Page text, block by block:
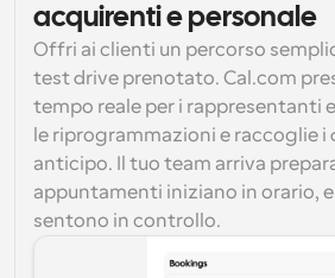
acquirenti e personale
Offri ai clienti un percorso
test drive prenotato. Cal.com
tempo reale per i rappresentanti
le riprogrammazioni e raccoglie i
anticipo. Il tuo team arriva
appuntamenti iniziano in orario,
sentono in controllo.